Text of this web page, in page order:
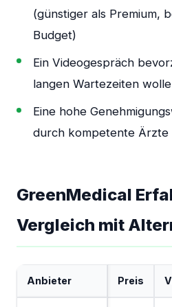
(günstiger als Premium,
Budget)
Ein Videogespräch
langen Wartezeiten
Eine hohe
durch kompetente Ärzte
GreenMedical
Vergleich mit
Anbieter Preis